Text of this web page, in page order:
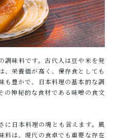
調味料です。古代人は豆や米を発
、栄養価が高く、保存食としても
も豊かで、日本料理の基本的な調
の神秘的な食材である味噌の食文
に日本料理の魂とも言えます。風
料は、現代の食卓でも重要な存在